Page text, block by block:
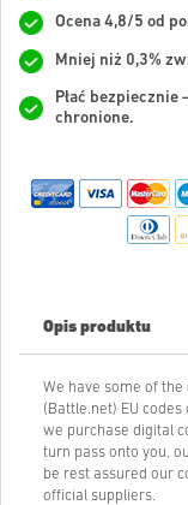
Ocena 4,8/5 od
Mniej niż 0,3%
Płać bezpiecznie
chronione.
Opis produktu
We have some of the
(Battle.net) EU
we purchase digital
turn pass onto you,
be rest assured our
official suppliers.